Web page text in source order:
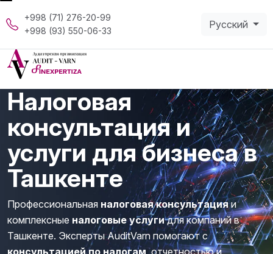
+998 (71) 276-20-99
+998 (93) 550-06-33
Русский
Налоговая
консультация и
услуги для бизнеса в
Ташкенте
Профессиональная налоговая консультацияи
комплексные налоговые услугидля компаний в
Ташкенте. Эксперты AuditVarn помогают с